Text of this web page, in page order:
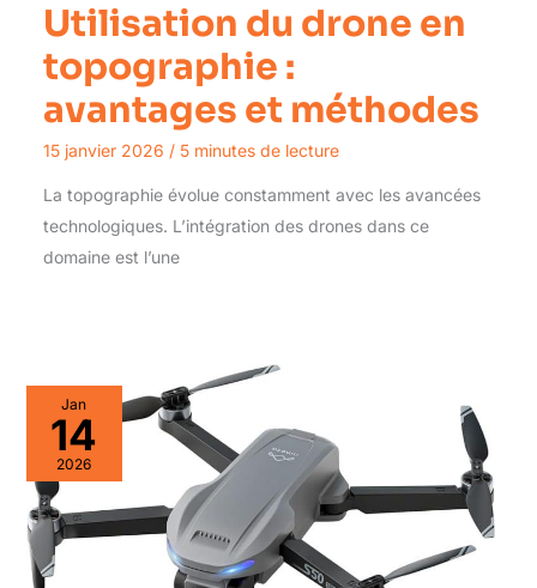
Utilisation du drone en
topographie :
avantages et méthodes
15 janvier 2026 / 5 minutes de lecture
La topographie évolue constamment avec les avancées
technologiques. L’intégration des drones dans ce
domaine est l’une
Jan
14
2026